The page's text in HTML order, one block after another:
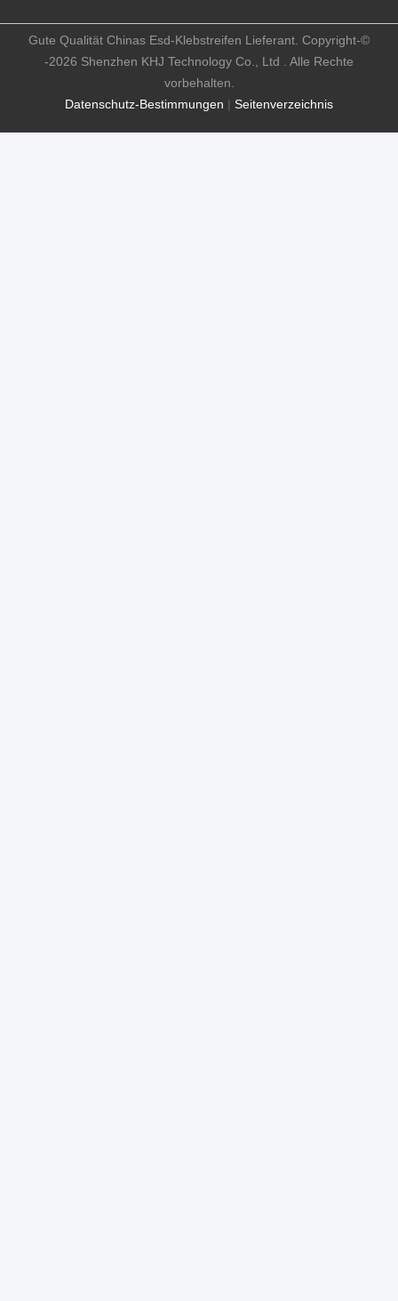
Datenschutz-Bestimmungen | Seitenverzeichnis
Gute Qualität Chinas Esd-Klebstreifen Lieferant. Copyright-©
-2026 Shenzhen KHJ Technology Co., Ltd . Alle Rechte
vorbehalten.